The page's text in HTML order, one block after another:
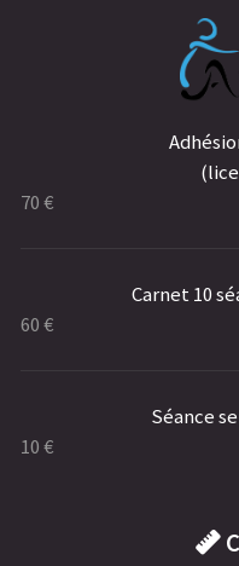
70 €
Carnet 10
60 €
Séance
10 €